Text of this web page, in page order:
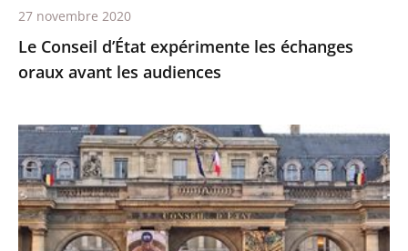
Le Conseil d’État expérimente les échanges
oraux avant les audiences
27 novembre 2020
Le
Conseil
d’État
ouvre
ses